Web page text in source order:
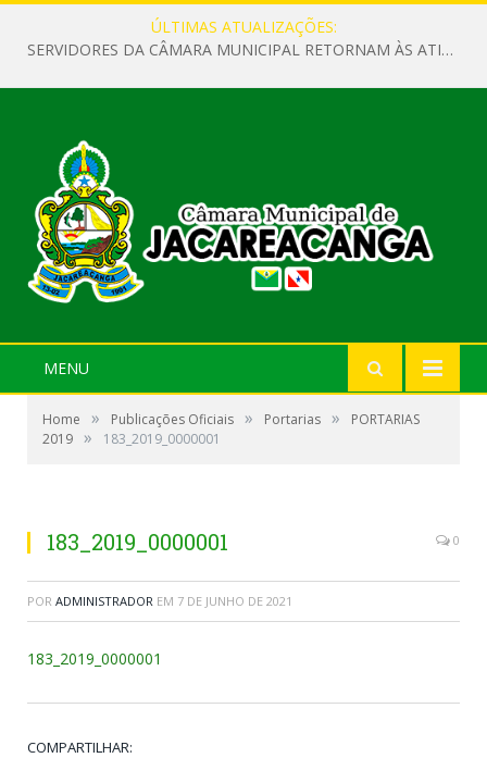
ÚLTIMAS ATUALIZAÇÕES:
SERVIDORES DA CÂMARA MUNICIPAL RETORNAM ÀS ATIVIDADES APÓS O RECESSO PARLAMENTAR
MENU
Home » Publicações Oficiais » Portarias »
PORTARIAS
2019 » 183_2019_0000001
183_2019_0000001 0
POR ADMINISTRADOR EM 7 DE JUNHO DE 2021
183_2019_0000001
COMPARTILHAR: